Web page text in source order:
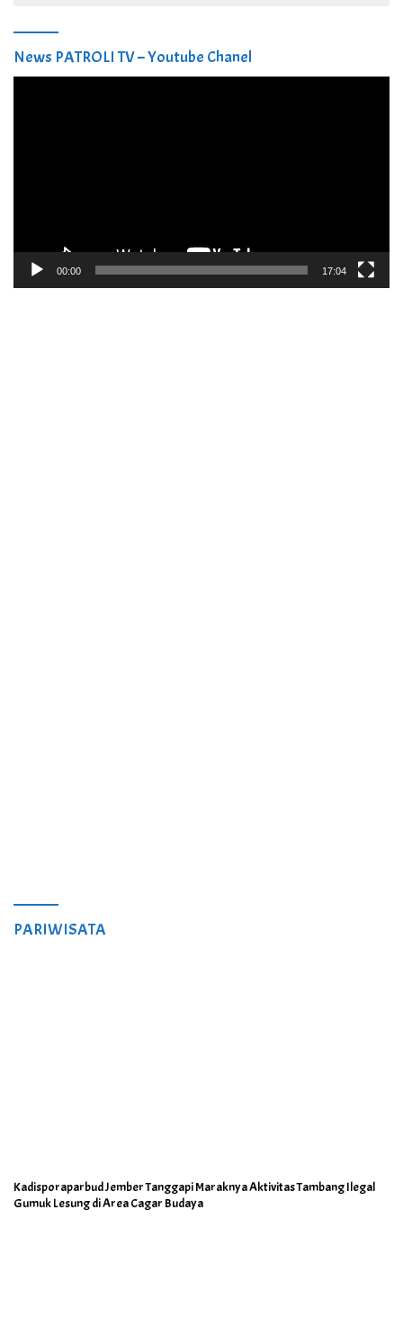
News PATROLI TV – Youtube Chanel
00:00 17:04
PARIWISATA
Kadisporaparbud Jember Tanggapi Maraknya Aktivitas Tambang Ilegal
Gumuk Lesung di Area Cagar Budaya